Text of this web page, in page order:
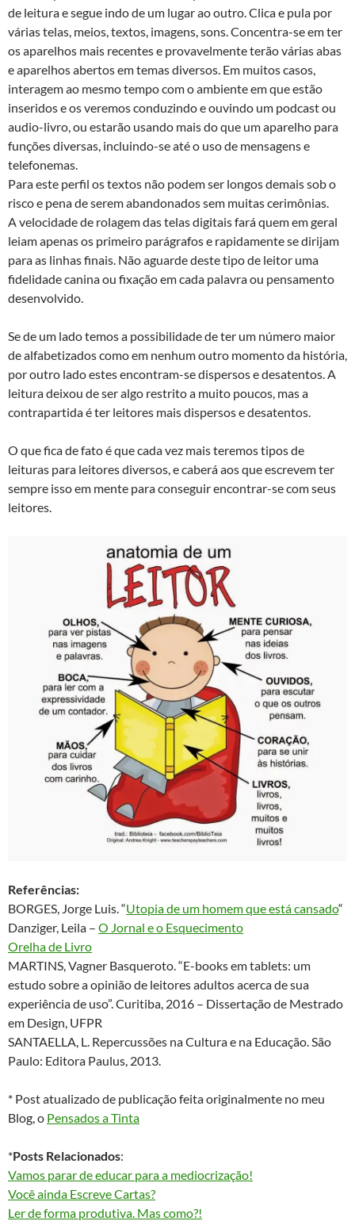
de leitura e segue indo de um lugar ao outro. Clica e pula por
várias telas, meios, textos, imagens, sons. Concentra-se em ter
os aparelhos mais recentes e provavelmente terão várias abas
e aparelhos abertos em temas diversos. Em muitos casos,
interagem ao mesmo tempo com o ambiente em que estão
inseridos e os veremos conduzindo e ouvindo um podcast ou
audio-livro, ou estarão usando mais do que um aparelho para
funções diversas, incluindo-se até o uso de mensagens e
telefonemas.
Para este perfil os textos não podem ser longos demais sob o
risco e pena de serem abandonados sem muitas cerimônias.
A velocidade de rolagem das telas digitais fará quem em geral
leiam apenas os primeiro parágrafos e rapidamente se dirijam
para as linhas finais. Não aguarde deste tipo de leitor uma
fidelidade canina ou fixação em cada palavra ou pensamento
desenvolvido.
Se de um lado temos a possibilidade de ter um número maior
de alfabetizados como em nenhum outro momento da história,
por outro lado estes encontram-se dispersos e desatentos. A
leitura deixou de ser algo restrito a muito poucos, mas a
contrapartida é ter leitores mais dispersos e desatentos.
O que fica de fato é que cada vez mais teremos tipos de
leituras para leitores diversos, e caberá aos que escrevem ter
sempre isso em mente para conseguir encontrar-se com seus
leitores.
Referências:
BORGES, Jorge Luis. “Utopia de um homem que está cansado“
Danziger, Leila – O Jornal e o Esquecimento
Orelha de Livro
MARTINS, Vagner Basqueroto. “E-books em tablets: um
estudo sobre a opinião de leitores adultos acerca de sua
experiência de uso”. Curitiba, 2016 – Dissertação de Mestrado
em Design, UFPR
SANTAELLA, L. Repercussões na Cultura e na Educação. São
Paulo: Editora Paulus, 2013.
* Post atualizado de publicação feita originalmente no meu
Blog, o Pensados a Tinta
*Posts Relacionados:
Vamos parar de educar para a mediocrização!
Você ainda Escreve Cartas?
Ler de forma produtiva. Mas como?!